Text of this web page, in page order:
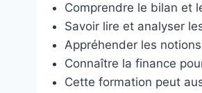
Comprendre le bilan et
Savoir lire et analyser
Appréhender les
Connaître la finance
Cette formation peut